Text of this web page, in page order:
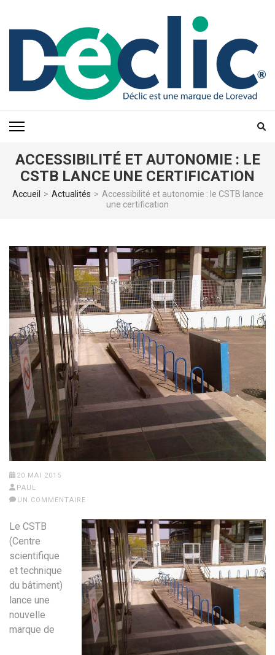
ACCESSIBILITÉ ET AUTONOMIE : LE
CSTB LANCE UNE CERTIFICATION
Accueil > Actualités > Accessibilité et autonomie : le CSTB lance
une certification
20 MAI 2015
PAUL
UN COMMENTAIRE
Le CSTB
(Centre
scientifique
et technique
du bâtiment)
lance une
nouvelle
marque de